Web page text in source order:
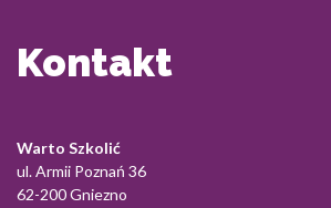
Kontakt
Warto Szkolić
ul. Armii Poznań 36
62-200 Gniezno